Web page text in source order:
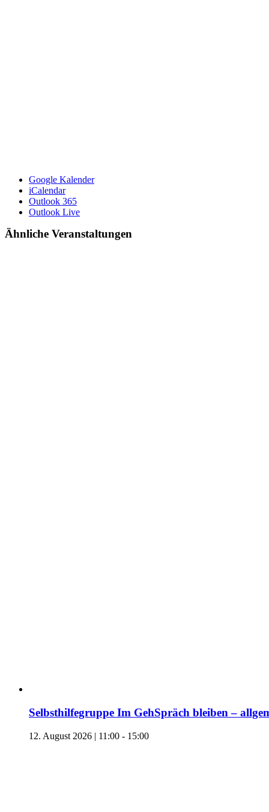
Google Kalender
iCalendar
Outlook 365
Outlook Live
Ähnliche Veranstaltungen
Selbsthilfegruppe Im GehSpräch bleiben –
12. August 2026 | 11:00 - 15:00